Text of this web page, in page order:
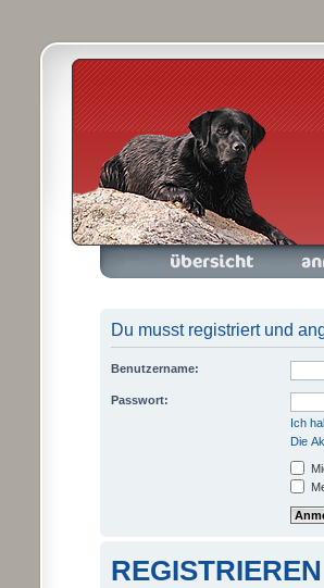
Foren-Übersicht
Du musst registriert und
Benutzername:
Passwort:
Ich
Die
REGISTRIEREN